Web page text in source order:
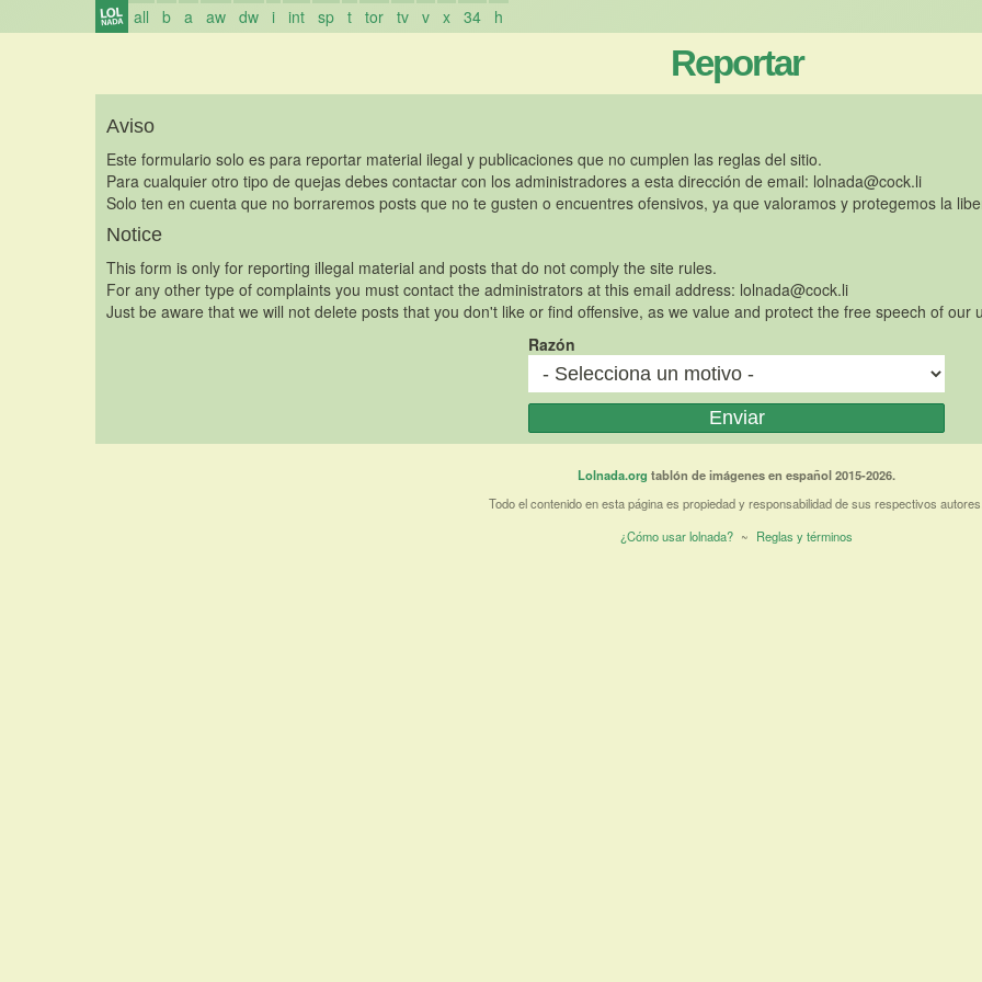
all b a aw dw i int sp t tor tv v x 34 h
Reportar
Aviso
Este formulario solo es para reportar material ilegal y publicaciones que no cumplen las reglas del sitio.
Para cualquier otro tipo de quejas debes contactar con los administradores a esta dirección de email: lolnada@cock.li
Solo ten en cuenta que no borraremos posts que no te gusten o encuentres ofensivos, ya que valoramos y protegemos la
Notice
This form is only for reporting illegal material and posts that do not comply the site rules.
For any other type of complaints you must contact the administrators at this email address: lolnada@cock.li
Just be aware that we will not delete posts that you don't like or find offensive, as we value and protect the free speech of our
Razón
Lolnada.org tablón de imágenes en español 2015-2026.
Todo el contenido en esta página es propiedad y responsabilidad de sus respectivos
¿Cómo usar lolnada? ~ Reglas y términos